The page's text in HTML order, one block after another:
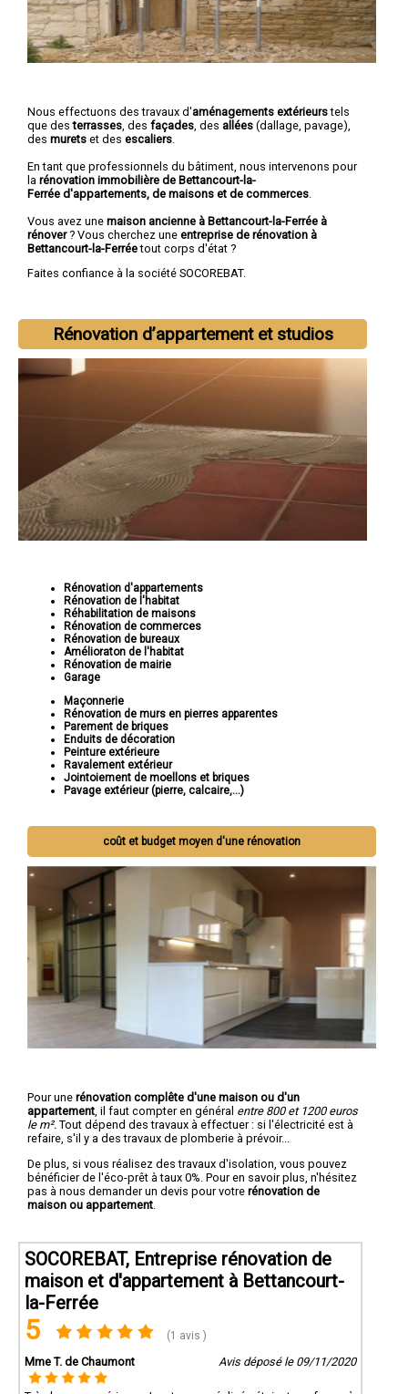
Nous effectuons des travaux d'aménagements extérieurstels
que desterrasses , des façades , des allées (dallage, pavage),
des murets et des escaliers
En tant que professionnels du bâtiment, nous intervenons pour
la rénovation immobilière de Bettancourt-la-
Ferrée d'appartements, de maisons et de commerces
Vous avez une maison ancienne à Bettancourt-la-Ferrée à
rénover? Vous cherchez une entreprise de rénovation à
Bettancourt-la-Ferréetout corps d'état ?
Faites confiance à la société SOCOREBAT.
Rénovation d’appartement et studios
Rénovation d'appartements
Rénovation de l'habitat
Réhabilitation de maisons
Rénovation de commerces
Rénovation de bureaux
Amélioraton de l'habitat
Rénovation de mairie
Garage
Maçonnerie
Rénovation de murs en pierres apparentes
Parement de briques
Enduits de décoration
Peinture extérieure
Ravalement extérieur
Jointoiement de moellons et briques
Pavage extérieur (pierre, calcaire,...)
coût et budget moyen d'une rénovation
Pour une rénovation complête d'une maison ou d'un
appartement , il faut compter en général entre 800 et 1200 euros
le m². Tout dépend des travaux à effectuer : si l'électricité est à
refaire, s'il y a des travaux de plomberie à prévoir...
De plus, si vous réalisez des travaux d'isolation, vous pouvez
bénéficier de l'éco-prêt à taux 0%. Pour en savoir plus, n'hésitez
pas à nous demander un devis pour votre rénovation de
maison ou appartement
SOCOREBAT, Entreprise rénovation de
maison et d'appartement à Bettancourt-
la-Ferrée
5 (1 avis )
Mme T. de Chaumont Avis déposé le 09/11/2020